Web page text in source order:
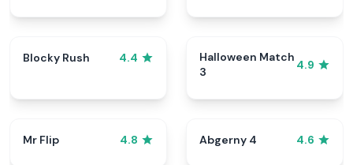
Blocky Rush 4.4
Halloween Match
3
4.9
Mr Flip 4.8 Abgerny 4 4.6